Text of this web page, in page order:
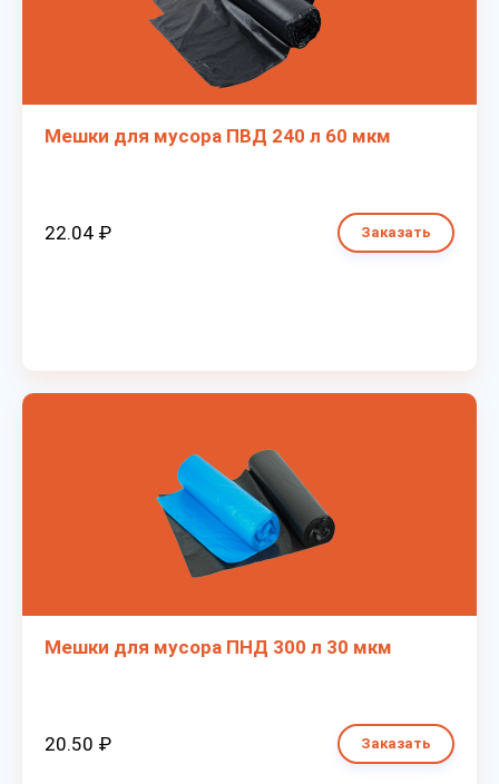
Мешки для мусора ПВД 240 л 60 мкм
22.04 ₽ Заказать
Мешки для мусора ПНД 300 л 30 мкм
20.50 ₽ Заказать